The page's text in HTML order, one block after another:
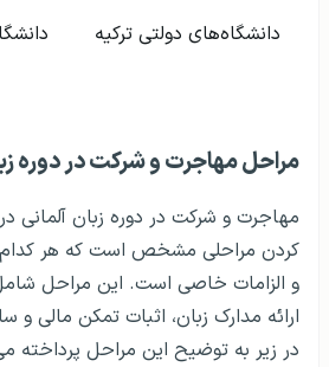
دانشگاه‌های دولتی ترکیه
مراحل مهاجرت و شرکت در دوره
مهاجرت و شرکت در دوره زبان آلمانی
کردن مراحلی مشخص است که هر کدام
و الزامات خاصی است. این مراحل
ارائه مدارک زبان، اثبات تمکن مالی و
در زیر به توضیح این مراحل پرداخته